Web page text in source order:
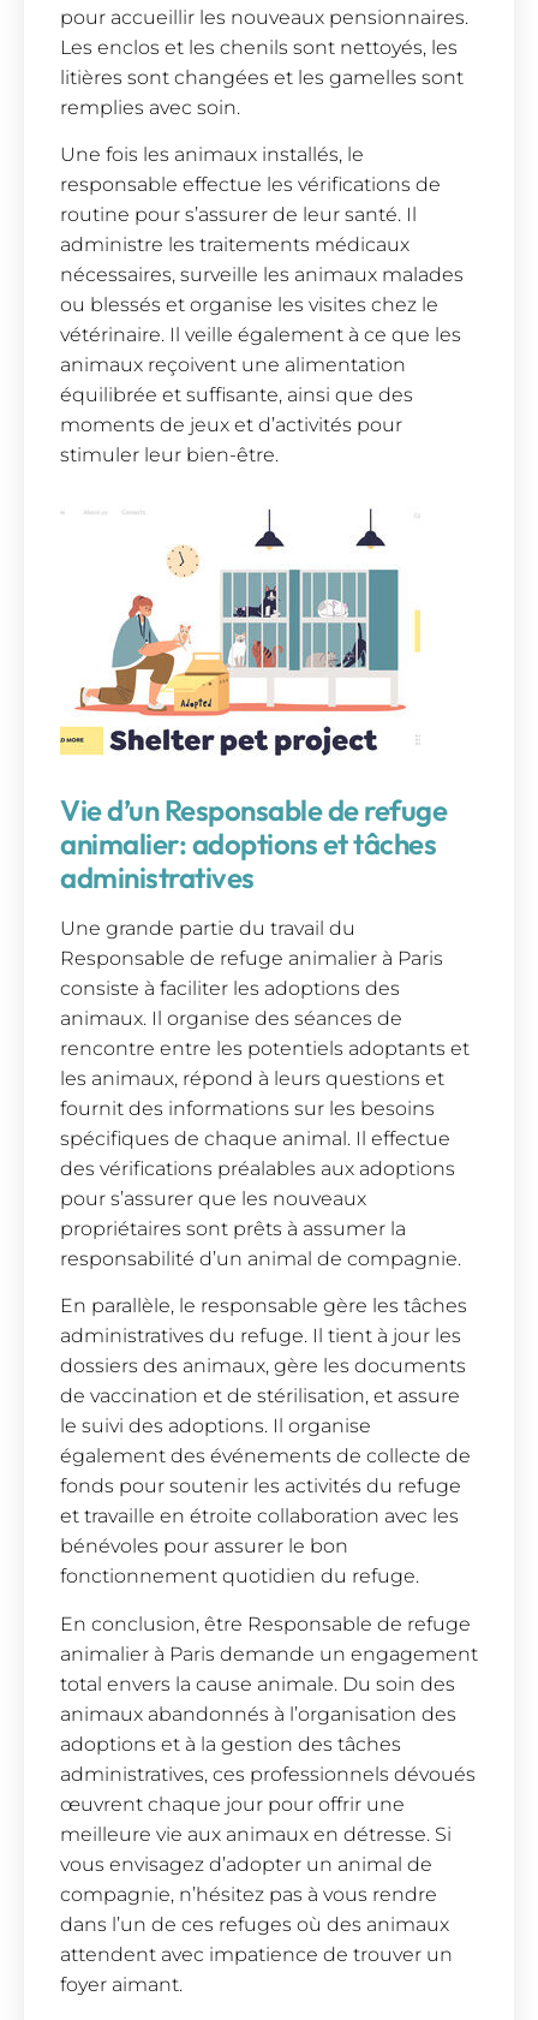
pour accueillir les nouveaux pensionnaires.
Les enclos et les chenils sont nettoyés, les
litières sont changées et les gamelles sont
remplies avec soin.
Une fois les animaux installés, le
responsable effectue les vérifications de
routine pour s’assurer de leur santé. Il
administre les traitements médicaux
nécessaires, surveille les animaux malades
ou blessés et organise les visites chez le
vétérinaire. Il veille également à ce que les
animaux reçoivent une alimentation
équilibrée et suffisante, ainsi que des
moments de jeux et d’activités pour
stimuler leur bien-être.
Vie d’un Responsable de refuge
animalier: adoptions et tâches
administratives
Une grande partie du travail du
Responsable de refuge animalier à Paris
consiste à faciliter les adoptions des
animaux. Il organise des séances de
rencontre entre les potentiels adoptants et
les animaux, répond à leurs questions et
fournit des informations sur les besoins
spécifiques de chaque animal. Il effectue
des vérifications préalables aux adoptions
pour s’assurer que les nouveaux
propriétaires sont prêts à assumer la
responsabilité d’un animal de compagnie.
En parallèle, le responsable gère les tâches
administratives du refuge. Il tient à jour les
dossiers des animaux, gère les documents
de vaccination et de stérilisation, et assure
le suivi des adoptions. Il organise
également des événements de collecte de
fonds pour soutenir les activités du refuge
et travaille en étroite collaboration avec les
bénévoles pour assurer le bon
fonctionnement quotidien du refuge.
En conclusion, être Responsable de refuge
animalier à Paris demande un engagement
total envers la cause animale. Du soin des
animaux abandonnés à l’organisation des
adoptions et à la gestion des tâches
administratives, ces professionnels dévoués
œuvrent chaque jour pour offrir une
meilleure vie aux animaux en détresse. Si
vous envisagez d’adopter un animal de
compagnie, n’hésitez pas à vous rendre
dans l’un de ces refuges où des animaux
attendent avec impatience de trouver un
foyer aimant.